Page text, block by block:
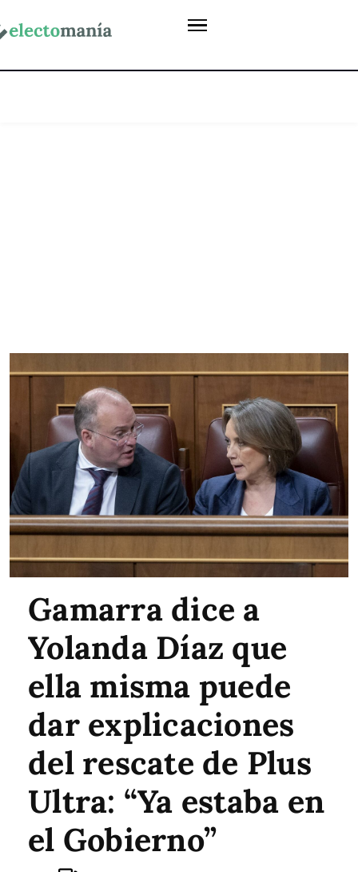
Gamarra dice a
Yolanda Díaz que
ella misma puede
dar explicaciones
del rescate de Plus
Ultra: “Ya estaba en
el Gobierno”